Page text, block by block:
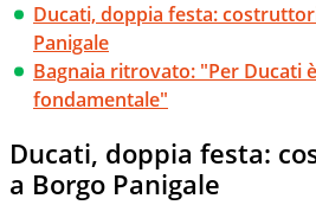
Ducati, doppia festa:
Panigale
Bagnaia ritrovato: "Per Ducati
fondamentale"
Ducati, doppia festa:
a Borgo Panigale